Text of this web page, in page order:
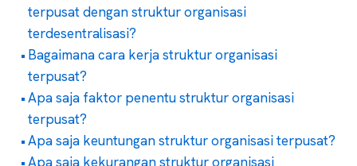
terpusat dengan struktur organisasi
terdesentralisasi?
Bagaimana cara kerja struktur organisasi
terpusat?
Apa saja faktor penentu struktur organisasi
terpusat?
Apa saja keuntungan struktur organisasi terpusat?
Apa saja kekurangan struktur organisasi